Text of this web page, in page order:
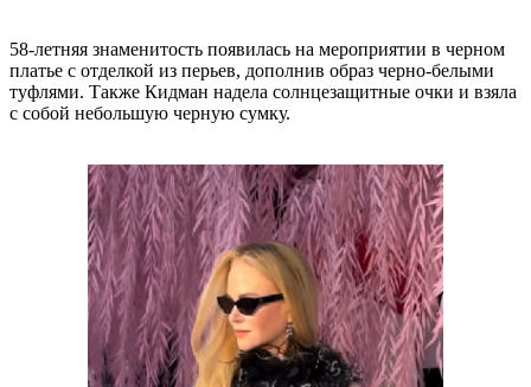
58-летняя знаменитость появилась на мероприятии в черном
платье с отделкой из перьев, дополнив образ черно-белыми
туфлями. Также Кидман надела солнцезащитные очки и взяла
с собой небольшую черную сумку.